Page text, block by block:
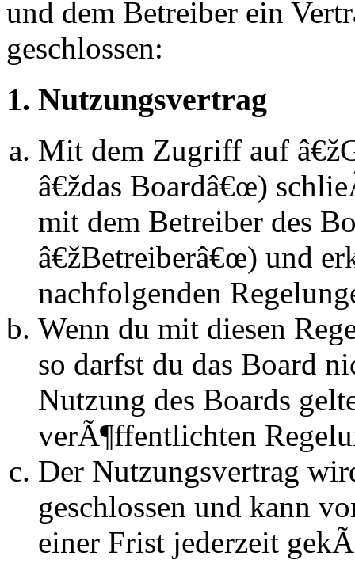
und dem Betreiber ein
geschlossen:
1. Nutzungsvertrag
Mit dem Zugriff auf
â€ždas Boardâ€œ)
mit dem Betreiber des
â€žBetreiberâ€œ) und
nachfolgenden
Wenn du mit diesen
so darfst du das Board
Nutzung des Boards
verÃ¶ffentlichten
Der Nutzungsvertrag
geschlossen und kann
einer Frist jederzeit